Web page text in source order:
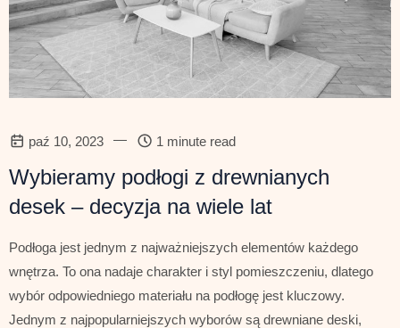
paź 10, 2023 — 1 minute read
Wybieramy podłogi z drewnianych
desek – decyzja na wiele lat
Podłoga jest jednym z najważniejszych elementów każdego
wnętrza. To ona nadaje charakter i styl pomieszczeniu, dlatego
wybór odpowiedniego materiału na podłogę jest kluczowy.
Jednym z najpopularniejszych wyborów są drewniane deski,